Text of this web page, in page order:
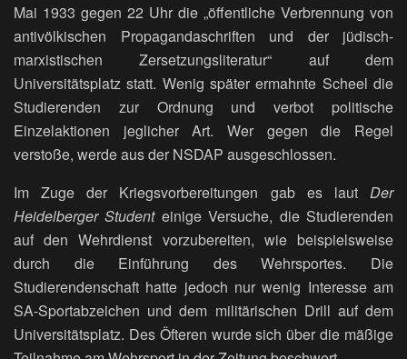
Mai 1933 gegen 22 Uhr die „öffentliche Verbrennung von
antivölkischen Propagandaschriften und der jüdisch-
marxistischen Zersetzungsliteratur“ auf dem
Universitätsplatz statt. Wenig später ermahnte Scheel die
Studierenden zur Ordnung und verbot politische
Einzelaktionen jeglicher Art. Wer gegen die Regel
verstoße, werde aus der NSDAP ausgeschlossen.
Im Zuge der Kriegsvorbereitungen gab es laut Der
Heidelberger Studenteinige Versuche, die Studierenden
auf den Wehrdienst vorzubereiten, wie beispielsweise
durch die Einführung des Wehrsportes. Die
Studierendenschaft hatte jedoch nur wenig Interesse am
SA-Sportabzeichen und dem militärischen Drill auf dem
Universitätsplatz. Des Öfteren wurde sich über die mäßige